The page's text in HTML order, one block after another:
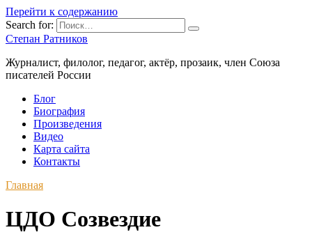
Перейти к содержанию
Search for:
Степан Ратников
Журналист, филолог, педагог, актёр, прозаик, член Союза
писателей России
Блог
Биография
Произведения
Видео
Карта сайта
Контакты
Главная
ЦДО Созвездие